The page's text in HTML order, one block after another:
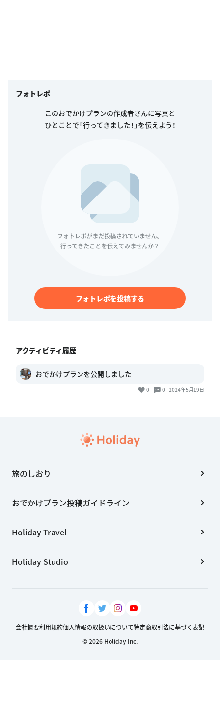
フォトレポ
このおでかけプランの作成者さんに写真と
ひとことで「行ってきました！」を伝えよう！
フォトレポを投稿する
アクティビティ履歴
おでかけプランを公開しました
0 0 2024年5月19日
旅のしおり
おでかけプラン投稿ガイドライン
Holiday Travel
Holiday Studio
会社概要利用規約個人情報の取扱いについて特定商取引法に基づく表記
© 2026 Holiday Inc.